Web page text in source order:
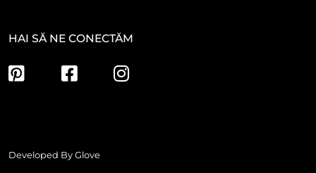
HAI SĂ NE CONECTĂM
Developed By Glove